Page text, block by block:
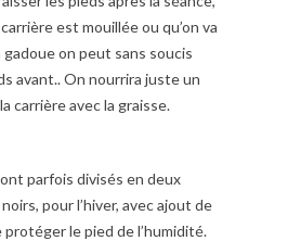
est mouillée ou qu’on va
gadoue on peut sans soucis
avant.. On nourrira juste un
carrière avec la graisse.
parfois divisés en deux
pour l’hiver, avec ajout de
protéger le pied de l’humidité.